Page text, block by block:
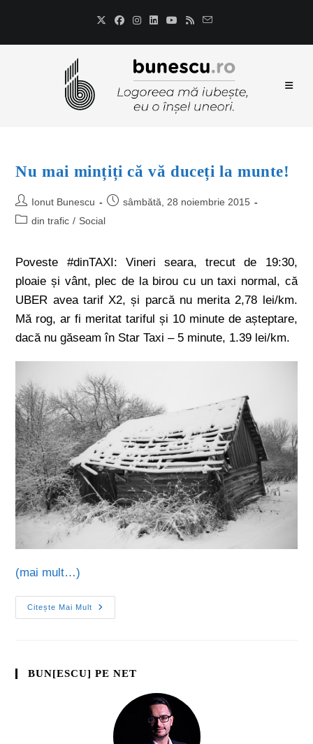
Nu mai mințiți că vă duceți la munte!
Ionut Bunescu
sâmbătă, 28 noiembrie 2015
din trafic / Social
Poveste #dinTAXI: Vineri seara, trecut de 19:30,
ploaie și vânt, plec de la birou cu un taxi normal, că
UBER avea tarif X2, și parcă nu merita 2,78 lei/km.
Mă rog, ar fi meritat tariful și 10 minute de așteptare,
dacă nu găseam în Star Taxi – 5 minute, 1.39 lei/km.
(mai mult…)
Citește Mai Mult
BUN[ESCU] PE NET